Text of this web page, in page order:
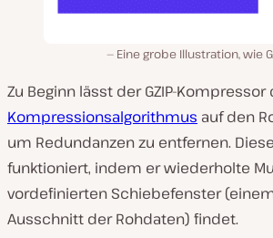
Eine grobe Illustration, wie
Zu Beginn lässt der GZIP-Kompressor
Kompressionsalgorithmus auf den
um Redundanzen zu entfernen.
funktioniert, indem er wiederholte
vordefinierten Schiebefenster
Ausschnitt der Rohdaten) findet.